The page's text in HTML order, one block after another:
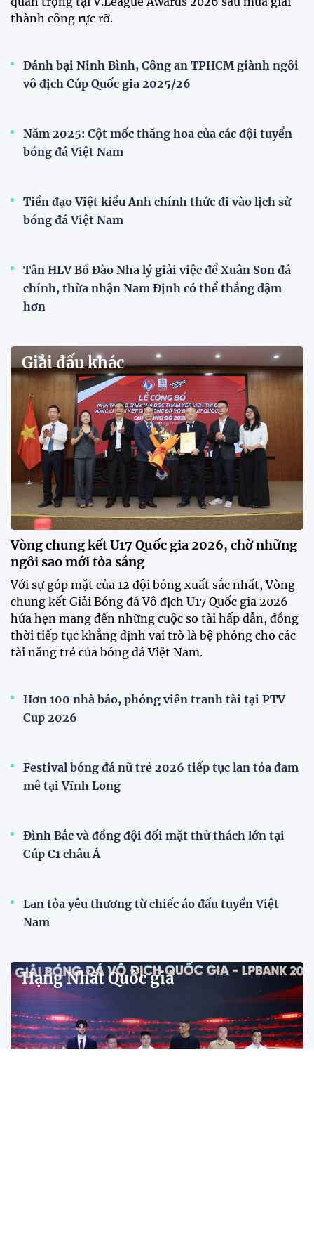
AFC
Bóng đá nữ Việt Nam đón cú hích lớn trước mùa
giải 2026
Đội tuyển trẻ
VCK U21 Quốc gia – Cúp FPT Play 2026: Hứa
Quy tụ 12 đội bóng trẻ hàng đầu cả nước, VCK U21
Quốc gia – Cúp FPT Play 2026 hứa hẹn tạo nên cuộc
đua sôi động, đồng thời là bệ phóng cho những
gương mặt triển vọng của bóng đá Việt Nam.
Khai mạc chương trình tuyển sinh, phát hiện tài
năng bóng đá nữ
ĐKVĐ Cúp Quốc gia chiêu mộ sao trẻ của ĐT Việt
Nam
Đình Bắc cùng dàn sao CAHN "thắng lớn" tại
V.League Awards 2026
Loạt cầu thủ U19 Việt Nam thi tốt nghiệp THPT
Đình Bắc cùng dàn sao CAHN "thắng lớn" tại
V.League Awards 2026
an Hà Nội được xướng tên ở hàng loạt hạng mục
quan trọng tại V.League Awards 2026 sau mùa giải
thành công rực rỡ.
Đánh bại Ninh Bình, Công an TPHCM giành ngôi